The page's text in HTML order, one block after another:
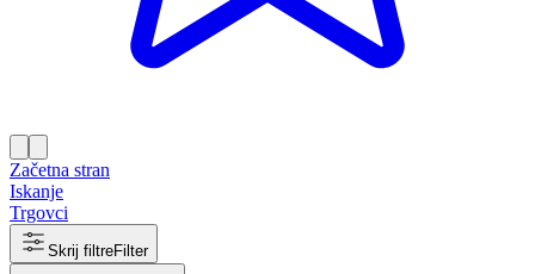
Začetna stran
Iskanje
Trgovci
Skrij filtreFilter